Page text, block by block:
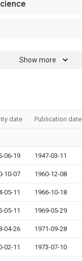
Show more
date Publication date
06-19 1947-03-11
10-07 1960-12-08
05-11 1966-10-18
05-11 1969-05-29
04-26 1971-09-28
02-11 1973-07-10